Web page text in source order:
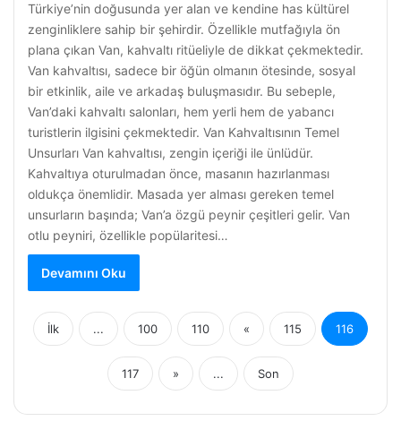
Türkiye’nin doğusunda yer alan ve kendine has kültürel
zenginliklere sahip bir şehirdir. Özellikle mutfağıyla ön
plana çıkan Van, kahvaltı ritüeliyle de dikkat çekmektedir.
Van kahvaltısı, sadece bir öğün olmanın ötesinde, sosyal
bir etkinlik, aile ve arkadaş buluşmasıdır. Bu sebeple,
Van’daki kahvaltı salonları, hem yerli hem de yabancı
turistlerin ilgisini çekmektedir. Van Kahvaltısının Temel
Unsurları Van kahvaltısı, zengin içeriği ile ünlüdür.
Kahvaltıya oturulmadan önce, masanın hazırlanması
oldukça önemlidir. Masada yer alması gereken temel
unsurların başında; Van’a özgü peynir çeşitleri gelir. Van
otlu peyniri, özellikle popülaritesi…
Devamını Oku
İlk ... 100 110 « 115 116
117 » ... Son